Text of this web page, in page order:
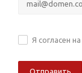
Я согласен на